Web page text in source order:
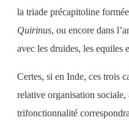
la triade précapitoline
Quirinus, ou encore dans
avec les druides, les equiles
Certes, si en Inde, ces trois
relative organisation sociale,
trifonctionnalité